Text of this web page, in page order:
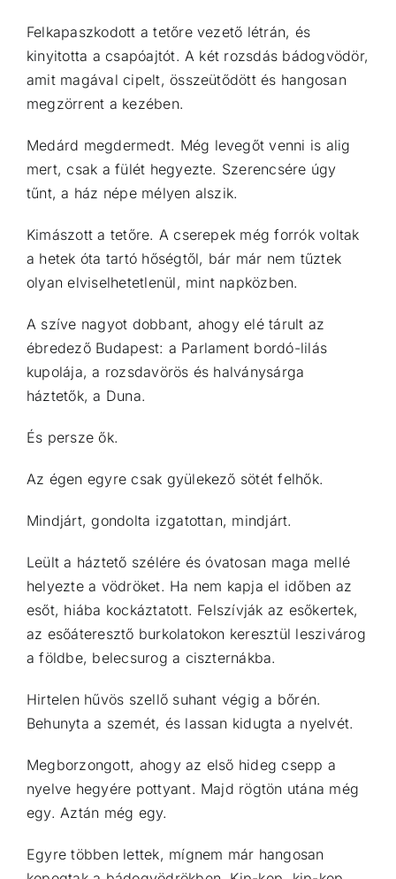
Felkapaszkodott a tetőre vezető létrán, és
kinyitotta a csapóajtót. A két rozsdás bádogvödör,
amit magával cipelt, összeütődött és hangosan
megzörrent a kezében.
Medárd megdermedt. Még levegőt venni is alig
mert, csak a fülét hegyezte. Szerencsére úgy
tűnt, a ház népe mélyen alszik.
Kimászott a tetőre. A cserepek még forrók voltak
a hetek óta tartó hőségtől, bár már nem tűztek
olyan elviselhetetlenül, mint napközben.
A szíve nagyot dobbant, ahogy elé tárult az
ébredező Budapest: a Parlament bordó-lilás
kupolája, a rozsdavörös és halványsárga
háztetők, a Duna.
És persze ők.
Az égen egyre csak gyülekező sötét felhők.
Mindjárt, gondolta izgatottan, mindjárt.
Leült a háztető szélére és óvatosan maga mellé
helyezte a vödröket. Ha nem kapja el időben az
esőt, hiába kockáztatott. Felszívják az esőkertek,
az esőáteresztő burkolatokon keresztül leszivárog
a földbe, belecsurog a ciszternákba.
Hirtelen hűvös szellő suhant végig a bőrén.
Behunyta a szemét, és lassan kidugta a nyelvét.
Megborzongott, ahogy az első hideg csepp a
nyelve hegyére pottyant. Majd rögtön utána még
egy. Aztán még egy.
Egyre többen lettek, mígnem már hangosan